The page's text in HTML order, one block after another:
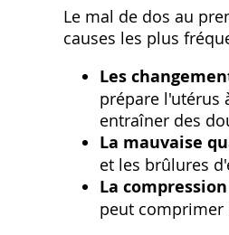
Le mal de dos au
causes les plus
Les
prépare l'utérus
entraîner des
La mauvaise
et les brûlures
La
peut comprimer